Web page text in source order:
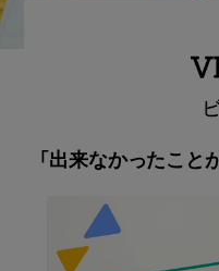
「出来なかったこと